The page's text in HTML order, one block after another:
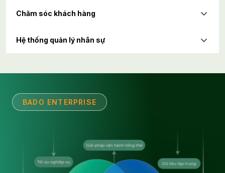
Chăm sóc khách hàng
Hệ thống quản lý nhân sự
BADO ENTERPRISE